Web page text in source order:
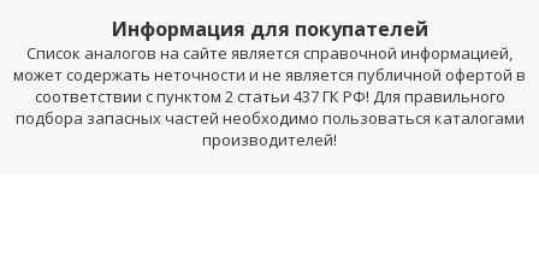
Информация для покупателей
Список аналогов на сайте является справочной информацией,
может содержать неточности и не является публичной офертой в
соответствии с пунктом 2 статьи 437 ГК РФ! Для правильного
подбора запасных частей необходимо пользоваться каталогами
производителей!